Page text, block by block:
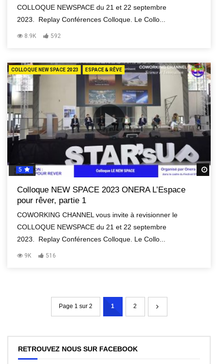
COLLOQUE NEWSPACE du 21 et 22 septembre
2023. Replay Conférences Colloque. Le Collo...
8.9K 592
COLLOQUE NEW SPACE 2023 ESPACE & RÊVE
5
Colloque NEW SPACE 2023 ONERA L’Espace
pour rêver, partie 1
COWORKING CHANNEL vous invite à revisionner le
COLLOQUE NEWSPACE du 21 et 22 septembre
2023. Replay Conférences Colloque. Le Collo...
9K 516
Page 1 sur 2 1 2
RETROUVEZ NOUS SUR FACEBOOK